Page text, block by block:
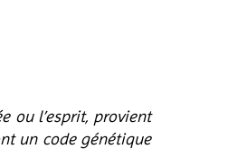
ou l’esprit, provient
un code génétique